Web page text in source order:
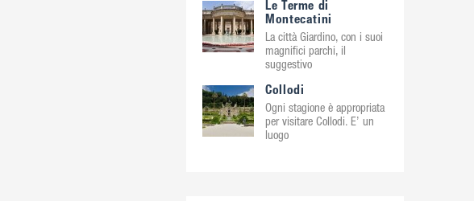
Le Terme di
Montecatini
La città Giardino, con i suoi
magnifici parchi, il
suggestivo
Collodi
Ogni stagione è appropriata
per visitare Collodi. E’ un
luogo